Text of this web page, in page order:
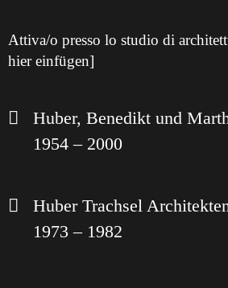
Attiva/o presso lo studio di
hier einfügen]
Huber, Benedikt und
1954 – 2000
Huber Trachsel
1973 – 1982